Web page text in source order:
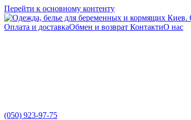
Перейти к основному контенту
Оплата и доставкаОбмен и возврат КонтактиО нас
(050) 923-97-75